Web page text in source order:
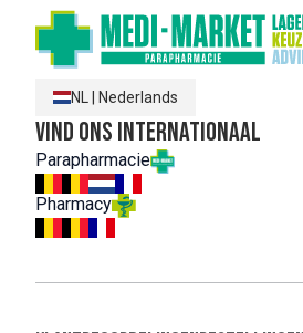
NL Nederlands
Vind ons internationaal
Parapharmacie
Pharmacy